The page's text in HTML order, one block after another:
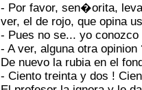
- Por favor, sen�orita,
ver, el de rojo, que opina
- Pues no se... yo
- A ver, alguna otra opinion
De nuevo la rubia en el
- Ciento treinta y dos !